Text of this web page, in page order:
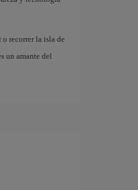
recorrer la isla de
un amante del